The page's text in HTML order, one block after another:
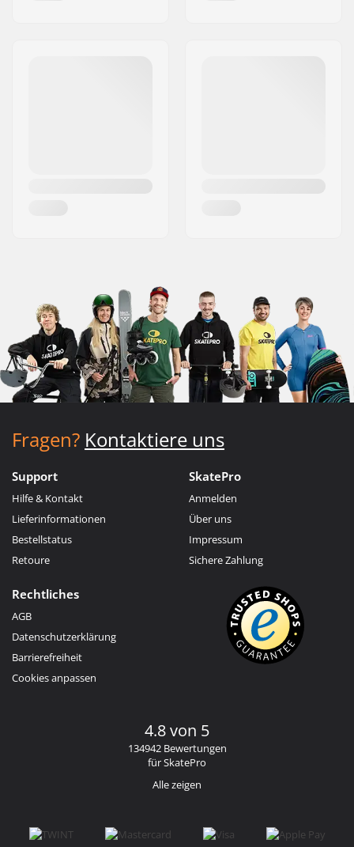
Fragen? Kontaktiere uns
Support
Hilfe & Kontakt
Lieferinformationen
Bestellstatus
Retoure
SkatePro
Anmelden
Über uns
Impressum
Sichere Zahlung
Rechtliches
AGB
Datenschutzerklärung
Barrierefreiheit
Cookies anpassen
4.8 von 5
134942 Bewertungen
für SkatePro
Alle zeigen